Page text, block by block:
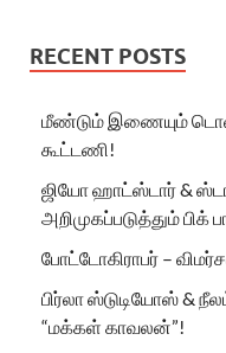
RECENT POSTS
மீண்டும் இணையும்
கூட்டணி!
ஜியோ ஹாட்ஸ்டார் &
அறிமுகப்படுத்தும் பிக்
போட்டோகிராபர் –
பிர்லா ஸ்டுடியோஸ் &
“மக்கள் காவலன்”!